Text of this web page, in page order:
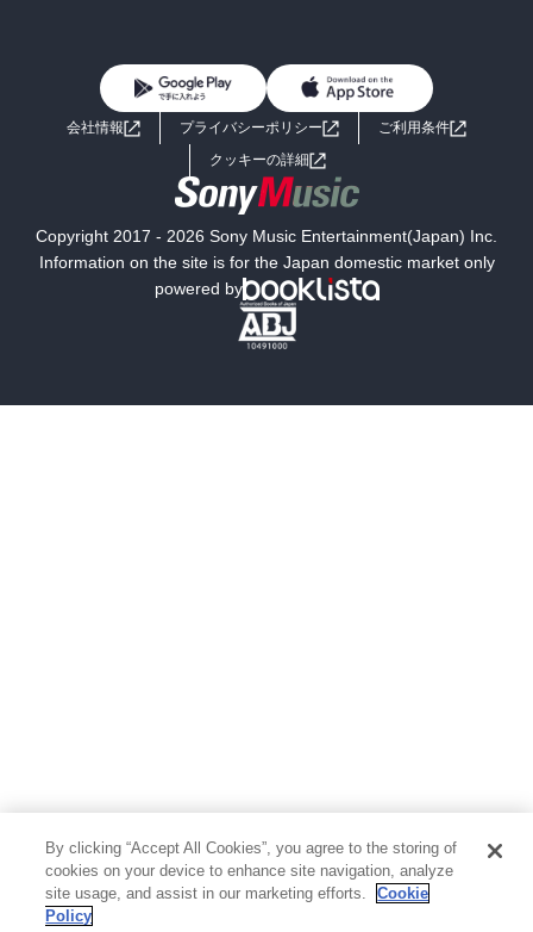
ライトノベル 男子向けラノベ
小説
海外小説
ミステリー SF
文学
芸術・アート 映画・音楽・演劇
写真集 教養
医学・福祉
よくあるご質問 お問い合わせ
会社情報 プライバシーポリシー
ご利用条件
クッキーの詳細
Copyright 2017 - 2026 Sony Music Entertainment(Japan) Inc.
Information on the site is for the Japan domestic market only
powered by
By clicking “Accept All Cookies”, you agree to the storing of
cookies on your device to enhance site navigation, analyze
site usage, and assist in our marketing efforts.
Cookie
Policy